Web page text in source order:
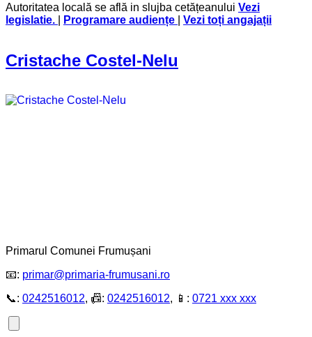
Autoritatea locală se află in slujba cetățeanului Vezi
legislatie. Programare audiențe Vezi toți angajații
Cristache Costel-Nelu
Primarul Comunei Frumușani
📧: primar@primaria-frumusani.ro
📞: 0242516012, 📠: 0242516012, 📱: 0721 xxx xxx